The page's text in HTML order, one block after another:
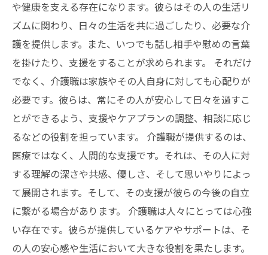
や健康を支える存在になります。彼らはその人の生活リ
ズムに関わり、日々の生活を共に過ごしたり、必要な介
護を提供します。また、いつでも話し相手や慰めの言葉
を掛けたり、支援をすることが求められます。 それだけ
でなく、介護職は家族やその人自身に対しても心配りが
必要です。彼らは、常にその人が安心して日々を過すこ
とができるよう、支援やケアプランの調整、相談に応じ
るなどの役割を担っています。 介護職が提供するのは、
医療ではなく、人間的な支援です。それは、その人に対
する理解の深さや共感、優しさ、そして思いやりによっ
て展開されます。そして、その支援が彼らの今後の自立
に繋がる場合があります。 介護職は人々にとっては心強
い存在です。彼らが提供しているケアやサポートは、そ
の人の安心感や生活において大きな役割を果たします。